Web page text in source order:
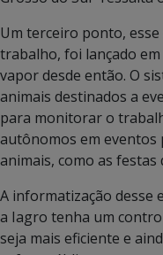
Um terceiro ponto,
trabalho, foi lançado
vapor desde então. O
animais destinados a
para monitorar o
autônomos em eventos
animais, como as festas
A informatização desse
a Iagro tenha um
seja mais eficiente e